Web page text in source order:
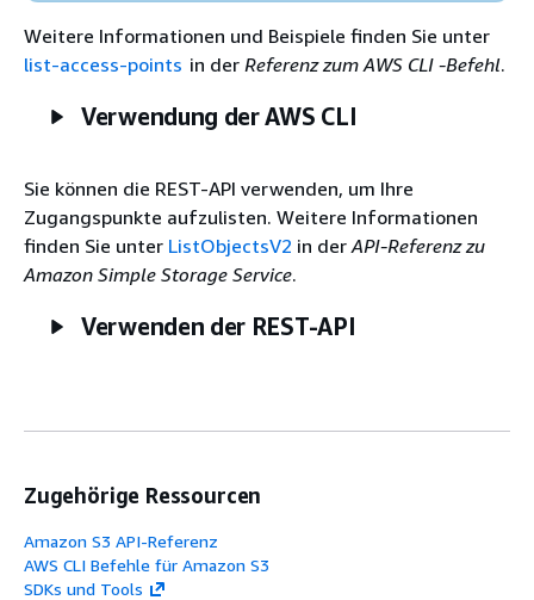
Weitere Informationen und Beispiele finden Sie unter
list-access-points in der Referenz zum AWS CLI -Befehl.
Verwendung der AWS CLI
Sie können die REST-API verwenden, um Ihre
Zugangspunkte aufzulisten. Weitere Informationen
finden Sie unter ListObjectsV2 in derAPI-Referenz zu
Amazon Simple Storage Service.
Verwenden der REST-API
Zugehörige Ressourcen
Amazon S3 API-Referenz
AWS CLI Befehle für Amazon S3
SDKs und Tools